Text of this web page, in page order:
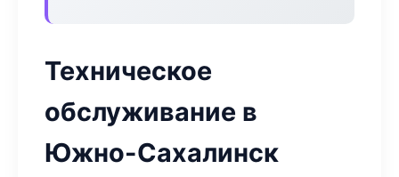
Техническое
обслуживание в
Южно-Сахалинск